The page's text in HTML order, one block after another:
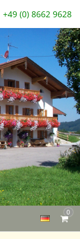
+49 (0) 8662 9628
0